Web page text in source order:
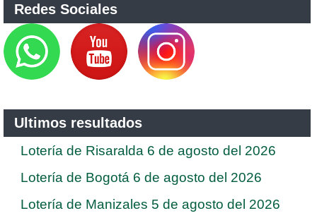
Redes Sociales
Ultimos resultados
Lotería de Risaralda 6 de agosto del 2026
Lotería de Bogotá 6 de agosto del 2026
Lotería de Manizales 5 de agosto del 2026